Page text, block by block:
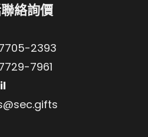
絡詢價
2393
7961